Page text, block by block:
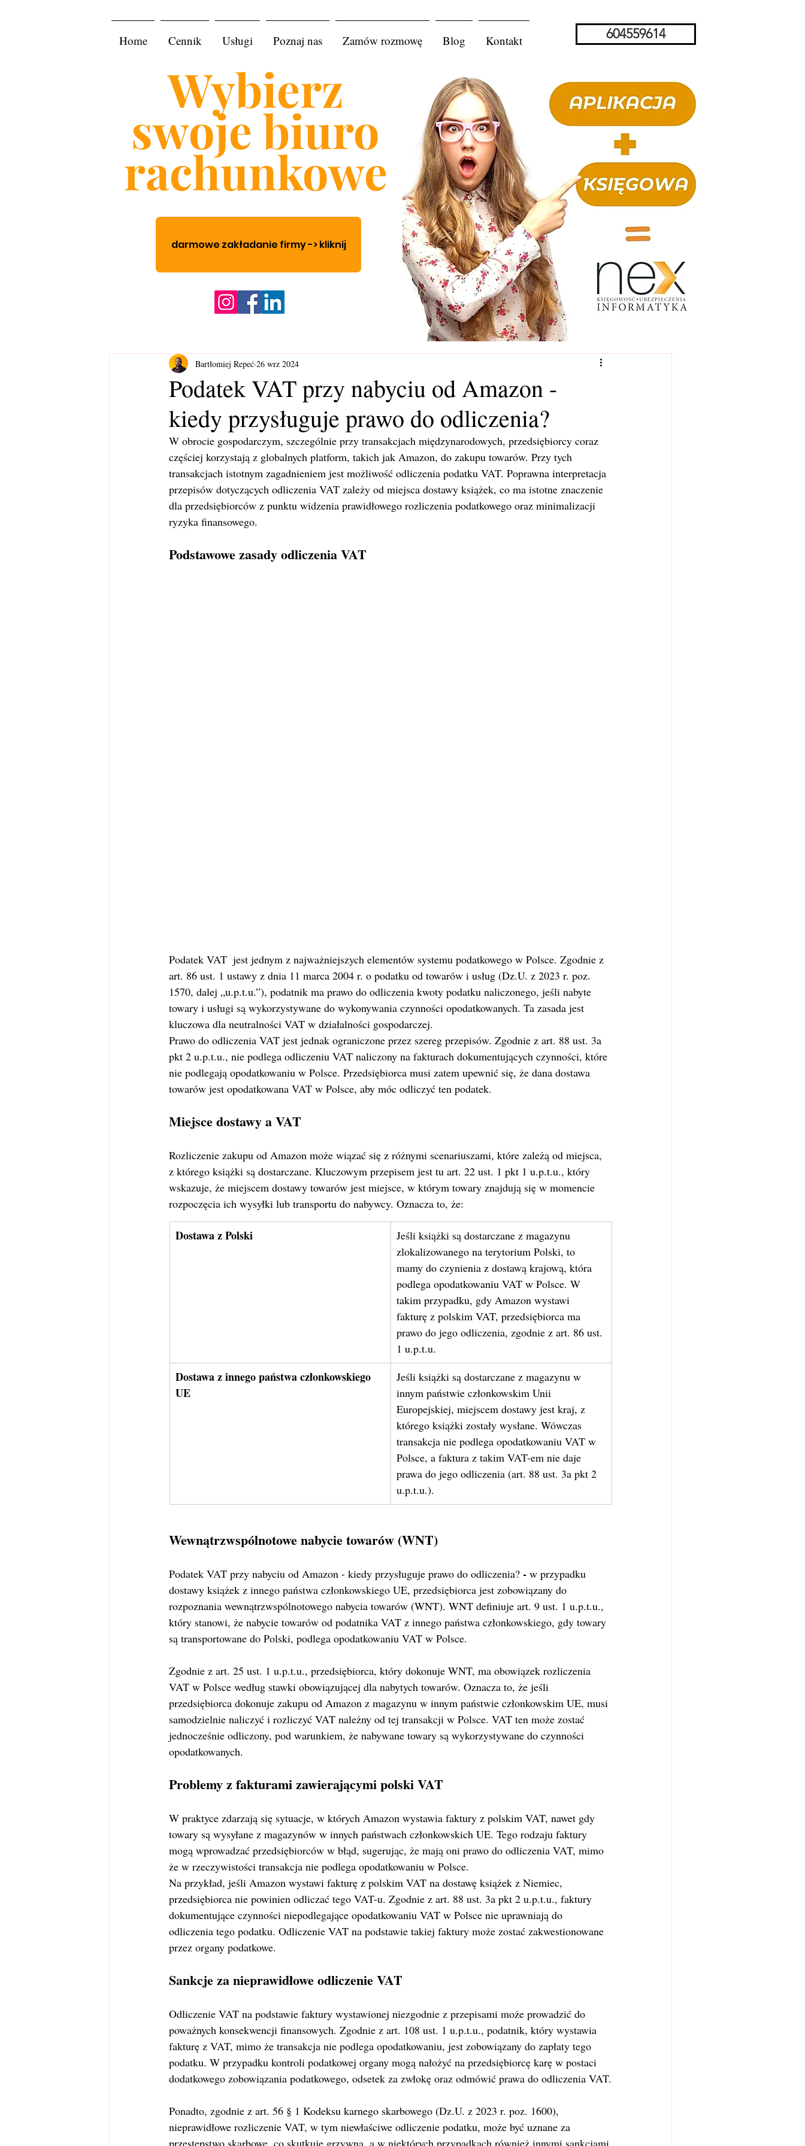
Home Cennik Usługi Poznaj nas Zamów rozmowę Blog Kontakt 604559614
Wybierz
swoje biuro
rachunkowe
darmowe zakładanie firmy -> kliknij
Podatek VAT przy nabyciu od Amazon -
kiedy przysługuje prawo do odliczenia?
Bartłomiej Repeć 26 wrz 2024
W obrocie gospodarczym, szczególnie przy transakcjach międzynarodowych, przedsiębiorcy coraz
częściej korzystają z globalnych platform, takich jak Amazon, do zakupu towarów. Przy tych
transakcjach istotnym zagadnieniem jest możliwość odliczenia podatku VAT. Poprawna interpretacja
przepisów dotyczących odliczenia VAT zależy od miejsca dostawy książek, co ma istotne znaczenie
dla przedsiębiorców z punktu widzenia prawidłowego rozliczenia podatkowego oraz minimalizacji
ryzyka finansowego.
Podstawowe zasady odliczenia VAT
Podatek VAT  jest jednym z najważniejszych elementów systemu podatkowego w Polsce. Zgodnie z
art. 86 ust. 1 ustawy z dnia 11 marca 2004 r. o podatku od towarów i usług (Dz.U. z 2023 r. poz.
1570, dalej „u.p.t.u.”), podatnik ma prawo do odliczenia kwoty podatku naliczonego, jeśli nabyte
towary i usługi są wykorzystywane do wykonywania czynności opodatkowanych. Ta zasada jest
kluczowa dla neutralności VAT w działalności gospodarczej.
Prawo do odliczenia VAT jest jednak ograniczone przez szereg przepisów. Zgodnie z art. 88 ust. 3a
pkt 2 u.p.t.u., nie podlega odliczeniu VAT naliczony na fakturach dokumentujących czynności, które
nie podlegają opodatkowaniu w Polsce. Przedsiębiorca musi zatem upewnić się, że dana dostawa
towarów jest opodatkowana VAT w Polsce, aby móc odliczyć ten podatek.
Miejsce dostawy a VAT
Rozliczenie zakupu od Amazon może wiązać się z różnymi scenariuszami, które zależą od miejsca,
z którego książki są dostarczane. Kluczowym przepisem jest tu art. 22 ust. 1 pkt 1 u.p.t.u., który
wskazuje, że miejscem dostawy towarów jest miejsce, w którym towary znajdują się w momencie
rozpoczęcia ich wysyłki lub transportu do nabywcy. Oznacza to, że:
Dostawa z Polski
Jeśli książki są dostarczane z magazynu
zlokalizowanego na terytorium Polski, to
mamy do czynienia z dostawą krajową, która
podlega opodatkowaniu VAT w Polsce. W
takim przypadku, gdy Amazon wystawi
fakturę z polskim VAT, przedsiębiorca ma
prawo do jego odliczenia, zgodnie z art. 86 ust.
1 u.p.t.u.
Dostawa z innego państwa członkowskiego
UE
Jeśli książki są dostarczane z magazynu w
innym państwie członkowskim Unii
Europejskiej, miejscem dostawy jest kraj, z
którego książki zostały wysłane. Wówczas
transakcja nie podlega opodatkowaniu VAT w
Polsce, a faktura z takim VAT-em nie daje
prawa do jego odliczenia (art. 88 ust. 3a pkt 2
u.p.t.u.).
Wewnątrzwspólnotowe nabycie towarów (WNT)
Podatek VAT przy nabyciu od Amazon - kiedy przysługuje prawo do odliczenia? - w przypadku
dostawy książek z innego państwa członkowskiego UE, przedsiębiorca jest zobowiązany do
rozpoznania wewnątrzwspólnotowego nabycia towarów (WNT). WNT definiuje art. 9 ust. 1 u.p.t.u.,
który stanowi, że nabycie towarów od podatnika VAT z innego państwa członkowskiego, gdy towary
są transportowane do Polski, podlega opodatkowaniu VAT w Polsce.
Zgodnie z art. 25 ust. 1 u.p.t.u., przedsiębiorca, który dokonuje WNT, ma obowiązek rozliczenia
VAT w Polsce według stawki obowiązującej dla nabytych towarów. Oznacza to, że jeśli
przedsiębiorca dokonuje zakupu od Amazon z magazynu w innym państwie członkowskim UE, musi
samodzielnie naliczyć i rozliczyć VAT należny od tej transakcji w Polsce. VAT ten może zostać
jednocześnie odliczony, pod warunkiem, że nabywane towary są wykorzystywane do czynności
opodatkowanych.
Problemy z fakturami zawierającymi polski VAT
W praktyce zdarzają się sytuacje, w których Amazon wystawia faktury z polskim VAT, nawet gdy
towary są wysyłane z magazynów w innych państwach członkowskich UE. Tego rodzaju faktury
mogą wprowadzać przedsiębiorców w błąd, sugerując, że mają oni prawo do odliczenia VAT, mimo
że w rzeczywistości transakcja nie podlega opodatkowaniu w Polsce.
Na przykład, jeśli Amazon wystawi fakturę z polskim VAT na dostawę książek z Niemiec,
przedsiębiorca nie powinien odliczać tego VAT-u. Zgodnie z art. 88 ust. 3a pkt 2 u.p.t.u., faktury
dokumentujące czynności niepodlegające opodatkowaniu VAT w Polsce nie uprawniają do
odliczenia tego podatku. Odliczenie VAT na podstawie takiej faktury może zostać zakwestionowane
przez organy podatkowe.
Sankcje za nieprawidłowe odliczenie VAT
Odliczenie VAT na podstawie faktury wystawionej niezgodnie z przepisami może prowadzić do
poważnych konsekwencji finansowych. Zgodnie z art. 108 ust. 1 u.p.t.u., podatnik, który wystawia
fakturę z VAT, mimo że transakcja nie podlega opodatkowaniu, jest zobowiązany do zapłaty tego
podatku. W przypadku kontroli podatkowej organy mogą nałożyć na przedsiębiorcę karę w postaci
dodatkowego zobowiązania podatkowego, odsetek za zwłokę oraz odmówić prawa do odliczenia VAT.
Ponadto, zgodnie z art. 56 § 1 Kodeksu karnego skarbowego (Dz.U. z 2023 r. poz. 1600),
nieprawidłowe rozliczenie VAT, w tym niewłaściwe odliczenie podatku, może być uznane za